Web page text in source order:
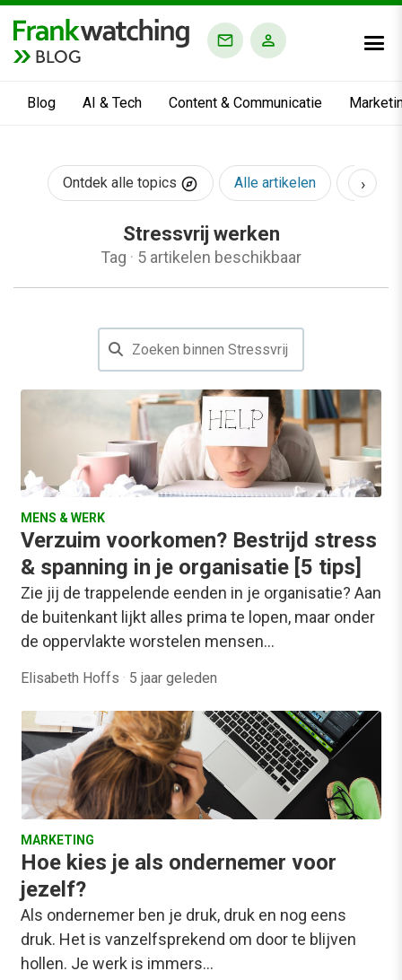
BLOG
Blog AI & Tech Content & Communicatie
Ontdek alle topics Alle artikelen AI &
›
Stressvrij werken
Tag · 5 artikelen beschikbaar
MENS & WERK
Verzuim voorkomen? Bestrijd stress
& spanning in je organisatie [5 tips]
Zie jij de trappelende eenden in je organisatie? Aan
de buitenkant lijkt alles prima te lopen, maar onder
de oppervlakte worstelen mensen…
Elisabeth Hoffs · 5 jaar geleden
MARKETING
Hoe kies je als ondernemer voor
jezelf?
Als ondernemer ben je druk, druk en nog eens
druk. Het is vanzelfsprekend om door te blijven
hollen. Je werk is immers…